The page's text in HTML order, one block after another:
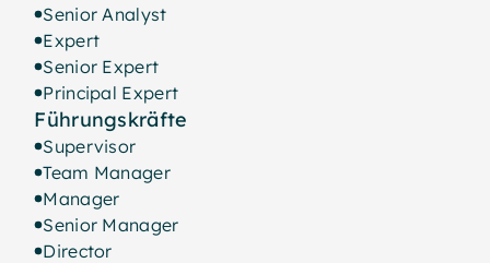
Senior Analyst
Expert
Senior Expert
Principal Expert
Führungskräfte
Supervisor
Team Manager
Manager
Senior Manager
Director